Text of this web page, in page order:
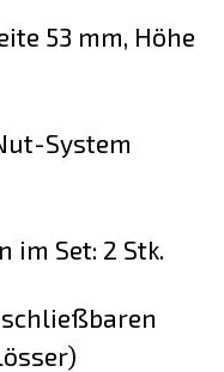
53 mm, Höhe
System
im Set: 2 Stk.